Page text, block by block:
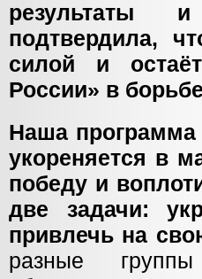
результаты
подтвердила,
силой и
России» в
Наша
укореняется в
победу и
две задачи:
привлечь на
разные